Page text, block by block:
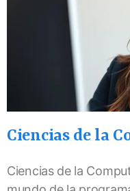
Ciencias de la
Ciencias de la